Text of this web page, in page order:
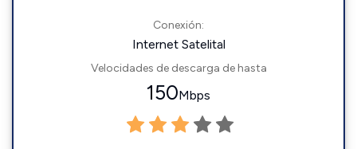
Conexión:
Internet Satelital
Velocidades de descarga de hasta
150Mbps